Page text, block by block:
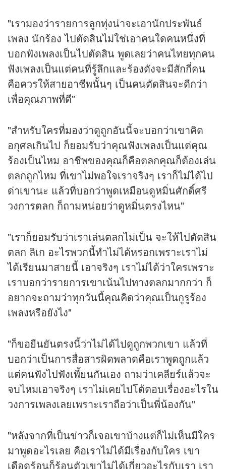
"เรามองว่ารายการลูกทุ่งน่าจะเอานักประพันธ์
เพลง นักร้อง ไปตัดสินไม่ใช่เอาคนใดคนหนึ่งที่
บอกฟังเพลงเป็นไปตัดสิน พูดเลยว่าคนไทยทุกคน
ฟังเพลงเป็นแต่คนที่รู้ลึกและร้องดังจะมีสักกี่คน
คือควรให้สายอาชีพนั้นๆ เป็นคนตัดสินจะดีกว่า
เพื่อคุณภาพที่ดี"
"สำหรับใครที่มองว่าดูถูกอันนี้จะบอกว่าเขาคิด
อกุศลเกินไป ก็ยอมรับว่าคุณฟังเพลงเป็นแต่คุณ
ร้องเป็นไหม อาชีพของคุณก็คือตลกคุณก็ต้องเล่น
ตลกถูกไหม ที่เขาไม่พอใจเราจริงๆ เราก็ไม่ได้ไป
ด่าเขานะ แล้วที่บอกว่าพูดเหมือนดูหมิ่นศักดิ์ศรี
วงการตลก ก็ถามหน่อยว่าดูหมิ่นตรงไหน"
"เราก็ยอมรับว่าเราเล่นตลกไม่เป็น จะให้ไปตัดสิน
ตลก ลิเก อะไรพวกนี้ทำไม่ได้หรอกเพราะเราไม่
ได้เรียนมาสายนี้ เอาจริงๆ เราไม่ได้ว่าใครเพราะ
เราบอกว่ารายการเขาเน้นไปทางตลกมากกว่า ก็
อยากจะถามว่าทุกวันนี้คุณคิดว่าคุณเป็นกูรูร้อง
เพลงหรือยังไง"
"ก็ขอยืนยันตรงนี้ว่าไม่ได้ไปดูถูกพวกเขา แล้วที่
บอกว่าเป็นการสื่อสารผิดพลาดคือเราพูดถูกแล้ว
แต่คนฟังไปฟังเพี้ยนกันเอง ถามว่าเคลียร์แล้วจะ
จบไหมเอาจริงๆ เราไม่เคยไปโต้ตอบเรื่องอะไรใน
วงการเพลงเลยเพราะเราถือว่าเป็นพี่น้องกัน"
"หลังจากที่เป็นข่าวก็เจอเขาบ้างแต่ก็ไม่เห็นมีใคร
มาพูดอะไรเลย คือเราไม่ได้มีเรื่องกับใคร เขา
เดือดร้อนก็ร้อนตัวเขาไม่ได้เกี่ยวอะไรกับเรา เรา